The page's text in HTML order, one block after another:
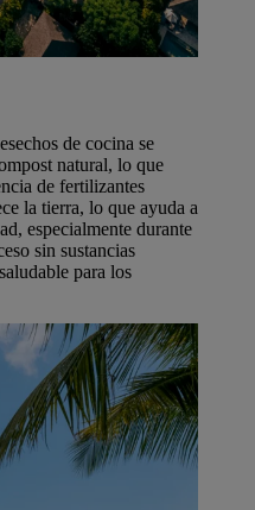
de cocina se
natural, lo que
de fertilizantes
la tierra, lo que ayuda a
especialmente durante
sin sustancias
para los